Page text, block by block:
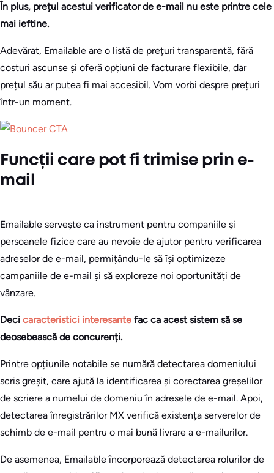
În plus, prețul acestui verificator de e-mail nu este printre cele
mai ieftine.
Adevărat, Emailable are o listă de prețuri transparentă, fără
costuri ascunse și oferă opțiuni de facturare flexibile, dar
prețul său ar putea fi mai accesibil. Vom vorbi despre prețuri
într-un moment.
Funcții care pot fi trimise prin e-
mail
Emailable servește ca instrument pentru companiile și
persoanele fizice care au nevoie de ajutor pentru verificarea
adreselor de e-mail, permițându-le să își optimizeze
campaniile de e-mail și să exploreze noi oportunități de
vânzare.
Deci caracteristici interesante fac ca acest sistem să se
deosebească de concurenți.
Printre opțiunile notabile se numără detectarea domeniului
scris greșit, care ajută la identificarea și corectarea greșelilor
de scriere a numelui de domeniu în adresele de e-mail. Apoi,
detectarea înregistrărilor MX verifică existența serverelor de
schimb de e-mail pentru o mai bună livrare a e-mailurilor.
De asemenea, Emailable încorporează detectarea rolurilor de